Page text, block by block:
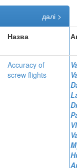
далі >
Назва
Accuracy of
screw flights